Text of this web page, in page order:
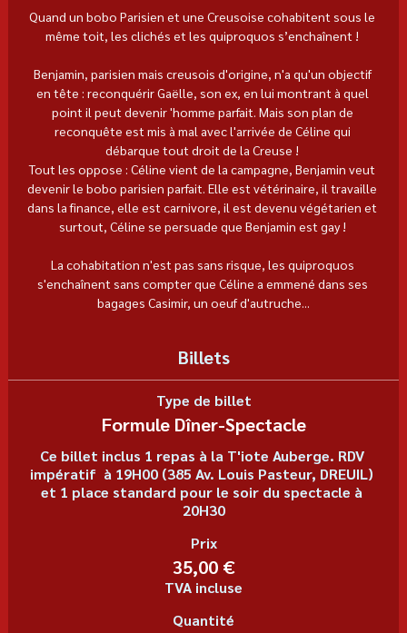
Quand un bobo Parisien et une Creusoise cohabitent sous le
même toit, les clichés et les quiproquos s’enchaînent !
Benjamin, parisien mais creusois d'origine, n'a qu'un objectif
en tête : reconquérir Gaëlle, son ex, en lui montrant à quel
point il peut devenir 'homme parfait. Mais son plan de
reconquête est mis à mal avec l'arrivée de Céline qui
débarque tout droit de la Creuse !
Tout les oppose : Céline vient de la campagne, Benjamin veut
devenir le bobo parisien parfait. Elle est vétérinaire, il travaille
dans la finance, elle est carnivore, il est devenu végétarien et
surtout, Céline se persuade que Benjamin est gay !
La cohabitation n'est pas sans risque, les quiproquos
s'enchaînent sans compter que Céline a emmené dans ses
bagages Casimir, un oeuf d'autruche...
Billets
Type de billet
Formule Dîner-Spectacle
Ce billet inclus 1 repas à la T'iote Auberge. RDV
impératif  à 19H00 (385 Av. Louis Pasteur, DREUIL)
et 1 place standard pour le soir du spectacle à
20H30
Prix
35,00 €
TVA incluse
Quantité